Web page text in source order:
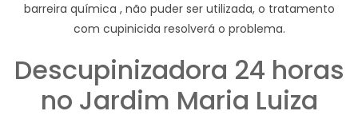
barreira química , não puder ser utilizada, o tratamento
com cupinicida resolverá o problema.
Descupinizadora 24 horas
no Jardim Maria Luiza